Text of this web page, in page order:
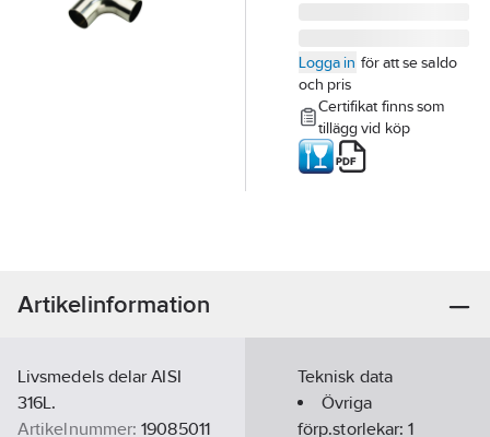
Logga in för att se saldo
och pris
Certifikat finns som
tillägg vid köp
Artikelinformation
Livsmedels delar AISI
316L.
Artikelnummer: 19085011
Teknisk data
Övriga
förp.storlekar:1